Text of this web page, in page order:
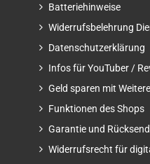
Batteriehinweise
Widerrufsbelehrung
Datenschutzerklärung
Infos für YouTuber /
Geld sparen mit
Funktionen des Shops
Garantie und
Widerrufsrecht für